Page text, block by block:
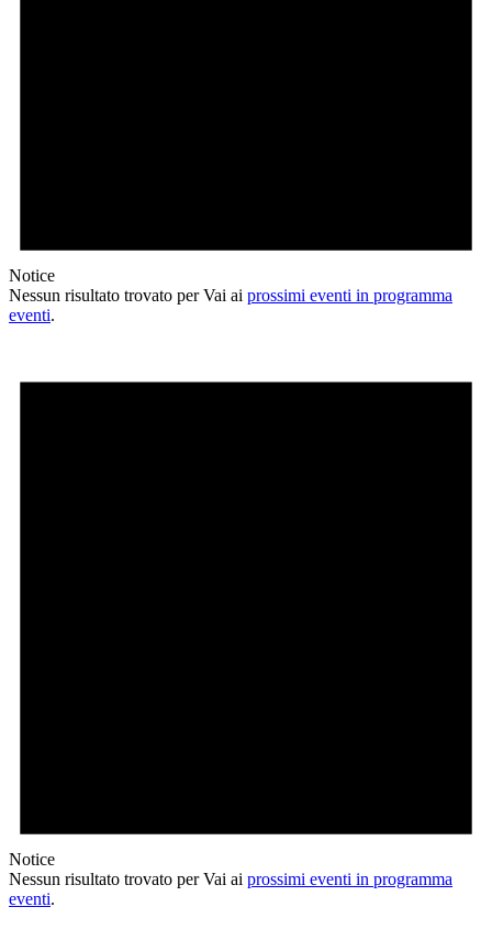
Notice
Nessun risultato trovato per Vai ai prossimi eventi in programma
eventi.
Notice
Nessun risultato trovato per Vai ai prossimi eventi in programma
eventi.